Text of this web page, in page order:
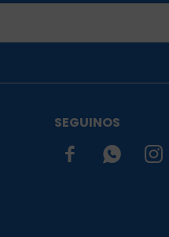
SEGUINOS

 